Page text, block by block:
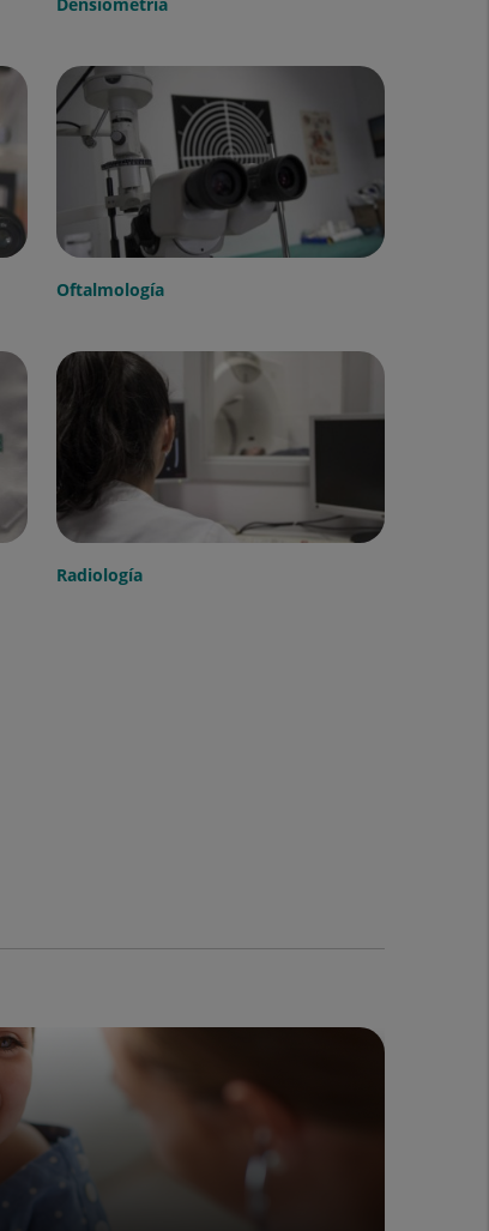
Oftalmología
Radiología